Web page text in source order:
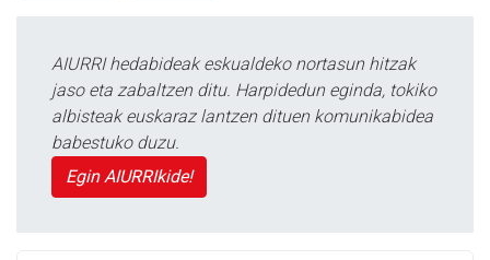
AIURRI hedabideak eskualdeko nortasun hitzak
jaso eta zabaltzen ditu. Harpidedun eginda, tokiko
albisteak euskaraz lantzen dituen komunikabidea
babestuko duzu.
Egin AIURRIkide!